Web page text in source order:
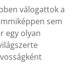
válogattok a
sem
egy olyan